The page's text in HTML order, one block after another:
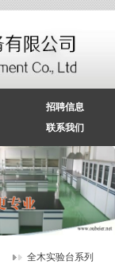
招聘信息
联系我们
全木实验台系列